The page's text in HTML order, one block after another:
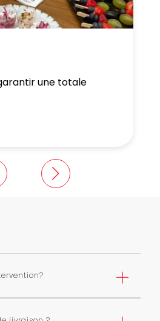
une totale
livrer toute l’ile de France avec